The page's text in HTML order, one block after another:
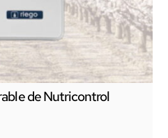
de Nutricontrol